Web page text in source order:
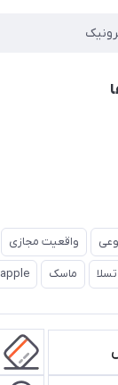
واقعیت مجازی
تسلا ماسک apple